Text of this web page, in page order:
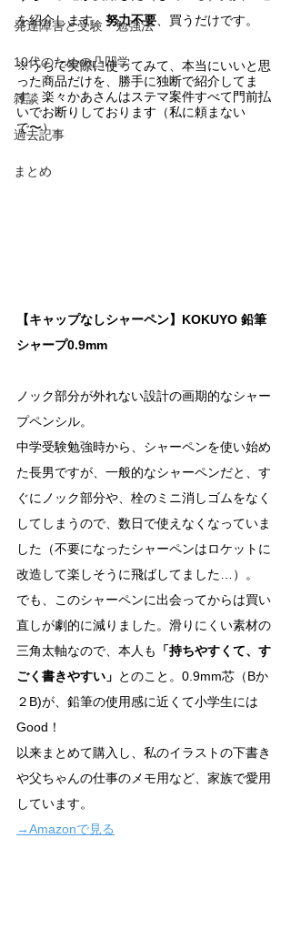
発達障害と受験・勉強法
10代のための凸凹学
雑談
過去記事
まとめ
を紹介します。努力不要 、買うだけです。
※うちで実際に使ってみて、本当にいいと思
った商品だけを、勝手に独断で紹介してま
す。楽々かあさんはステマ案件すべて門前払
いでお断りしております（私に頼まない
で〜）。
【キャップなしシャーペン】KOKUYO 鉛筆
シャープ0.9mm
ノック部分が外れない設計の画期的なシャー
プペンシル。
中学受験勉強時から、シャーペンを使い始め
た長男ですが、一般的なシャーペンだと、す
ぐにノック部分や、栓のミニ消しゴムをなく
してしまうので、数日で使えなくなっていま
した（不要になったシャーペンはロケットに
改造して楽しそうに飛ばしてました…）。
でも、このシャーペンに出会ってからは買い
直しが劇的に減りました。滑りにくい素材の
三角太軸なので、本人も
「持ちやすくて、す
ごく書きやすい」 とのこと。0.9mm芯（Bか
２B)が、鉛筆の使用感に近くて小学生には
Good！
以来まとめて購入し、私のイラストの下書き
や父ちゃんの仕事のメモ用など、家族で愛用
しています。
→Amazonで見る